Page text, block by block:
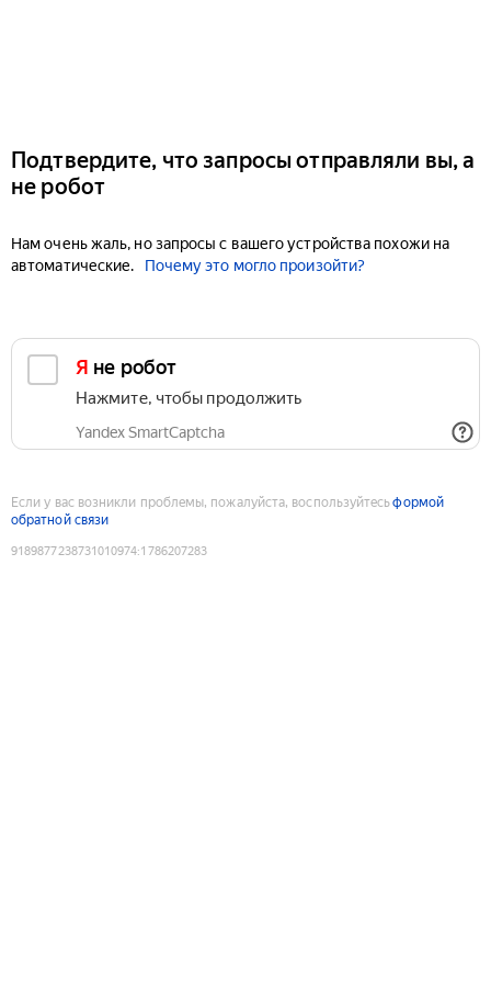
Подтвердите, что запросы отправляли вы, а
не робот
Нам очень жаль, но запросы с вашего устройства похожи на
автоматические.
Почему это могло произойти?
Я не робот
Нажмите, чтобы продолжить
Yandex SmartCaptcha
Если у вас возникли проблемы, пожалуйста, воспользуйтесьформой
обратной связи
9189877238731010974:1786207283